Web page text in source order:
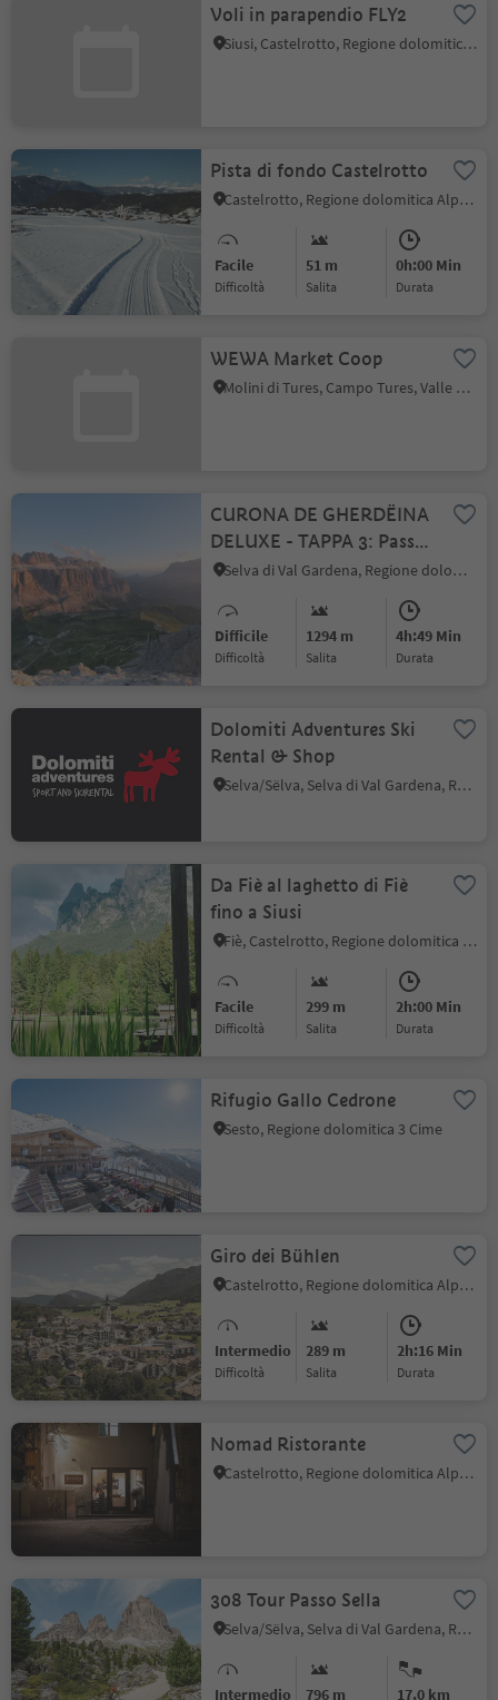
Voli in parapendio FLY2
Siusi, Castelrotto, Regione dolomitica Alpe di Siusi
Pista di fondo Castelrotto
Castelrotto, Regione dolomitica Alpe di Siusi
Facile
Difficoltà
51 m
Salita
0h:00 Min
durata
WEWA Market Coop
Molini di Tures, Campo Tures, Valle Aurina
CURONA DE GHERDËINA
DELUXE - TAPPA 3: Passo
Gardena – Gruppo del
Selva di Val Gardena, Regione dolomitica Val Gardena
Difficile
Difficoltà
1294 m
Salita
4h:49 Min
durata
Dolomiti Adventures Ski
Rental & Shop
Selva/Sëlva, Selva di Val Gardena, Regione dolomitica Val Gardena
Da Fiè al laghetto di Fiè
fino a Siusi
Fiè, Castelrotto, Regione dolomitica Alpe di Siusi
Facile
Difficoltà
299 m
Salita
2h:00 Min
durata
Rifugio Gallo Cedrone
Sesto, Regione dolomitica 3 Cime
Giro dei Bühlen
Castelrotto, Regione dolomitica Alpe di Siusi
Intermedio
Difficoltà
289 m
Salita
2h:16 Min
durata
Nomad Ristorante
Castelrotto, Regione dolomitica Alpe di Siusi
308 Tour Passo Sella
Selva/Sëlva, Selva di Val Gardena, Regione dolomitica Val Gardena
Intermedio 796 m 17.0 km